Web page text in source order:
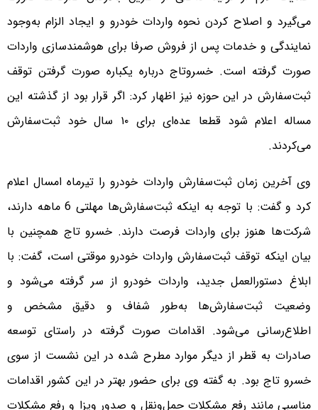
می‌گیرد و اصلاح کردن نحوه واردات خودرو و ایجاد الزام به‌وجود
نمایندگی و خدمات پس از فروش صرفا برای هوشمندسازی واردات
صورت گرفته است. خسروتاج درباره یکباره صورت گرفتن توقف
ثبت‌سفارش در این حوزه نیز اظهار کرد: اگر قرار بود از گذشته این
مساله اعلام شود قطعا عده‌ای برای ۱۰ سال خود ثبت‌سفارش
می‌کردند.
وی آخرین زمان ثبت‌سفارش واردات خودرو را تیرماه امسال اعلام
کرد و گفت: با توجه به اینکه ثبت‌سفارش‌ها مهلتی 6 ماهه دارند،
شرکت‌ها هنوز برای واردات فرصت دارند. خسرو تاج همچنین با
بیان اینکه توقف ثبت‌سفارش واردات خودرو موقتی است، گفت: با
ابلاغ دستورالعمل جدید، واردات خودرو از سر گرفته می‌شود و
وضعیت ثبت‌سفارش‌ها به‌طور شفاف و دقیق مشخص و
اطلاع‌رسانی می‌شود. اقدامات صورت گرفته در راستای توسعه
صادرات به قطر از دیگر موارد مطرح شده در این نشست از سوی
خسرو تاج بود. به گفته وی برای حضور بهتر در این کشور اقدامات
مناسبی مانند رفع مشکلات حمل‌ونقل و صدور ویزا و رفع مشکلات